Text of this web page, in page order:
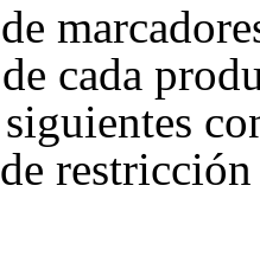
cada